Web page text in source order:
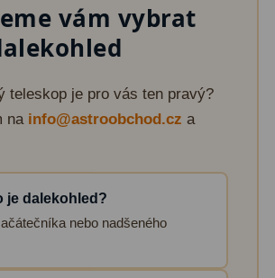
vám vybrat
teleskop je pro vás ten pravý?
na info@astroobchod.cz a
je dalekohled?
nebo nadšeného